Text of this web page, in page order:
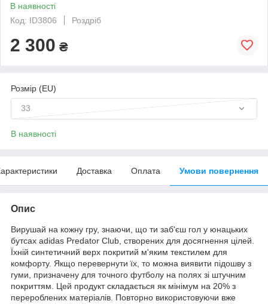
В наявності
Код: ID3806
Роздріб
2 300 ₴
Розмір (EU)
33
В наявності
Доставка Оплата Умови повернення
Опис
Вирушай на кожну гру, знаючи, що ти заб'єш гол у юнацьких
бутсах adidas Predator Club, створених для досягнення цілей.
Їхній синтетичний верх покритий м'яким текстилем для
комфорту. Якщо перевернути їх, то можна виявити підошву з
гуми, призначену для точного футболу на полях зі штучним
покриттям. Цей продукт складається як мінімум на 20% з
перероблених матеріалів. Повторно використовуючи вже